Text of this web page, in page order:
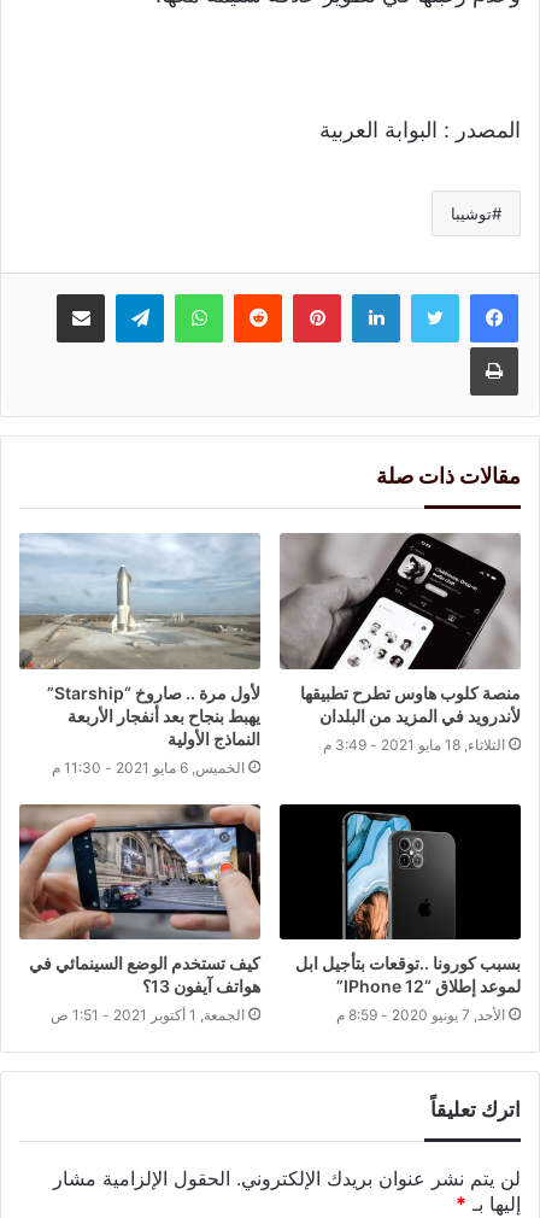
المصدر : البوابة العربية
توشيبا
لينكدإنبينتيريست واتسابتيلقرام مشاركة عبر البريد
طباعة
مقالات ذات صلة
منصة كلوب هاوس تطرح تطبيقها
لأندرويد في المزيد من البلدان
الثلاثاء, 18 مايو 2021 - 3:49 م
لأول مرة .. صاروخ “Starship”
يهبط بنجاح بعد أنفجار الأربعة
النماذج الأولية
الخميس, 6 مايو 2021 - 11:30 م
بسبب كورونا ..توقعات بتأجيل ابل
لموعد إطلاق “IPhone 12”
الأحد, 7 يونيو 2020 - 8:59 م
كيف تستخدم الوضع السينمائي في
هواتف آيفون 13؟
الجمعة, 1 أكتوبر 2021 - 1:51 ص
اترك تعليقاً
لن يتم نشر عنوان بريدك الإلكتروني. الحقول الإلزامية مشار
إليها بـ *